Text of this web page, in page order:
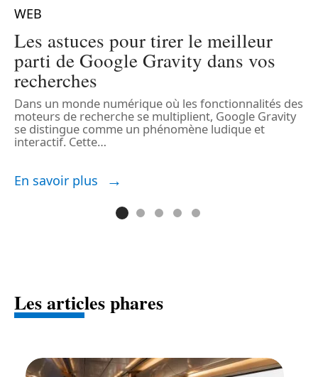
WEB
Les astuces pour tirer le meilleur
parti de Google Gravity dans vos
recherches
Dans un monde numérique où les fonctionnalités des
moteurs de recherche se multiplient, Google Gravity
se distingue comme un phénomène ludique et
interactif. Cette…
En savoir plus
Les articles phares